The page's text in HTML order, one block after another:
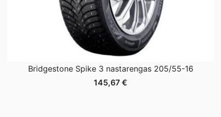
Bridgestone Spike 3 nastarengas 205/55-16
145,67 €